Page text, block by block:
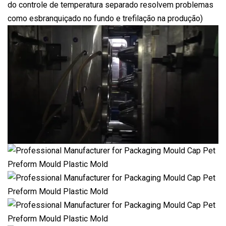
do controle de temperatura separado resolvem problemas
como esbranquiçado no fundo e trefilação na produção)